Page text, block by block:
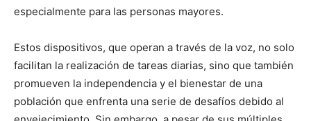
especialmente para las personas mayores.
Estos dispositivos, que operan a través de la voz, no solo
facilitan la realización de tareas diarias, sino que también
promueven la independencia y el bienestar de una
población que enfrenta una serie de desafíos debido al